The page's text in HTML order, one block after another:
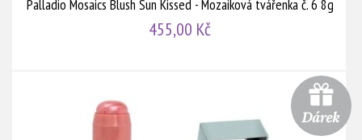
Palladio Mosaics Blush Sun Kissed - Mozaiková tvářenka č. 6 8g
455,00 Kč